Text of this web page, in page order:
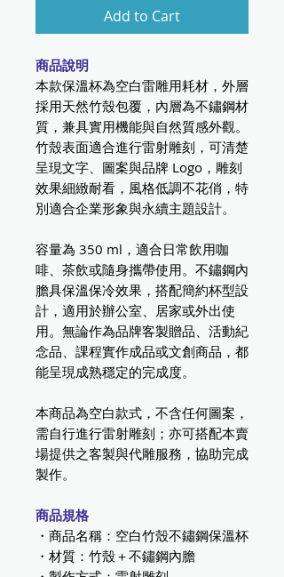
Add to Cart
商品說明
本款保溫杯為空白雷雕用耗材，外層
採用天然竹殼包覆，內層為不鏽鋼材
質，兼具實用機能與自然質感外觀。
竹殼表面適合進行雷射雕刻，可清楚
呈現文字、圖案與品牌 Logo，雕刻
效果細緻耐看，風格低調不花俏，特
別適合企業形象與永續主題設計。
容量為 350 ml，適合日常飲用咖
啡、茶飲或隨身攜帶使用。不鏽鋼內
膽具保溫保冷效果，搭配簡約杯型設
計，適用於辦公室、居家或外出使
用。無論作為品牌客製贈品、活動紀
念品、課程實作成品或文創商品，都
能呈現成熟穩定的完成度。
本商品為空白款式，不含任何圖案，
需自行進行雷射雕刻；亦可搭配本賣
場提供之客製與代雕服務，協助完成
製作。
商品規格
・商品名稱：空白竹殼不鏽鋼保溫杯
・材質：竹殼＋不鏽鋼內膽